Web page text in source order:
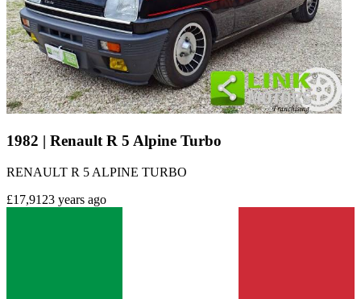
1982 | Renault R 5 Alpine Turbo
RENAULT R 5 ALPINE TURBO
£17,9123 years ago